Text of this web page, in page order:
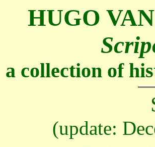
HUGO
a collection of
(update: